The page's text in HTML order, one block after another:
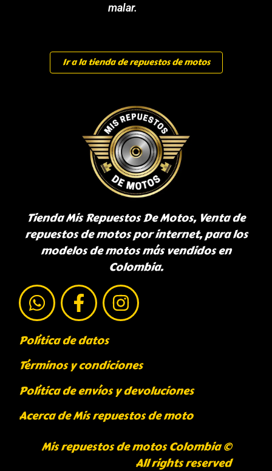
malar.
Ir a la tienda de repuestos de motos
Tienda Mis Repuestos De Motos, Venta de
repuestos de motos por internet, para los
modelos de motos más vendidos en
Colombia.
Política de datos
Términos y condiciones
Política de envíos y devoluciones
Acerca de Mis repuestos de moto
Mis repuestos de motos Colombia ©
All rights reserved